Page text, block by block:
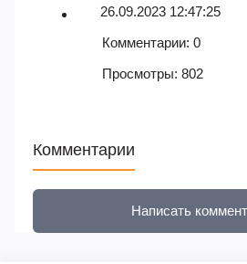
26.09.2023 12:47:25
Комментарии: 0
Просмотры: 802
Комментарии
Написать